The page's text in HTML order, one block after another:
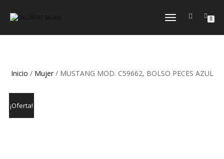
CAMBIAR
0
Inicio / Mujer/ MUSTANG MOD. C59662, BOLSO PECES AZUL
¡Oferta!